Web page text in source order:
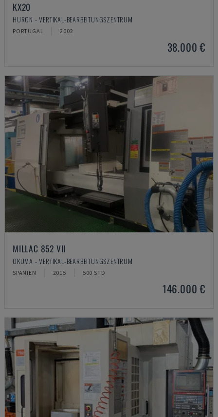
KX20
HURON - VERTIKAL-BEARBEITUNGSZENTRUM
PORTUGAL 2002
38.000 €
MILLAC 852 VII
OKUMA - VERTIKAL-BEARBEITUNGSZENTRUM
SPANIEN 2015 500 STD
146.000 €